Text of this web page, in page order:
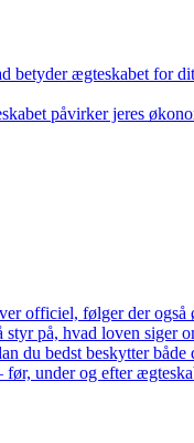
betyder ægteskabet for
påvirker jeres
officiel, følger der også
styr på, hvad loven siger
du bedst beskytter både
før, under og efter